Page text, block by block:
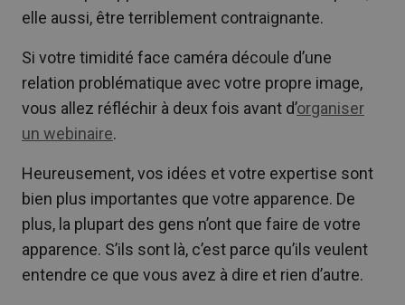
elle aussi, être terriblement contraignante.
Si votre timidité face caméra découle d’une
relation problématique avec votre propre image,
vous allez réfléchir à deux fois avant d’organiser
un webinaire.
Heureusement, vos idées et votre expertise sont
bien plus importantes que votre apparence. De
plus, la plupart des gens n’ont que faire de votre
apparence. S’ils sont là, c’est parce qu’ils veulent
entendre ce que vous avez à dire et rien d’autre.